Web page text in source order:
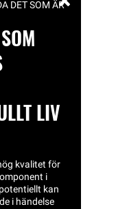
DET SOM ÄR
LIV
kvalitet för
i
kan
i händelse